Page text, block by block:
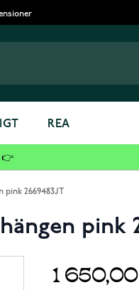
REA
👉
pink 2669483JT
pink
1